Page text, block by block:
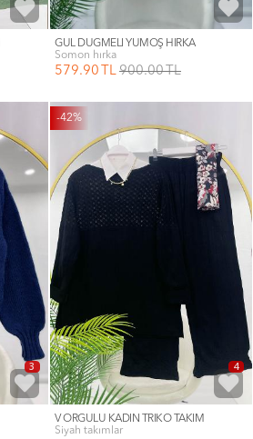
GÜL DÜĞMELİ YUMOŞ HIRKA
somon hırka
579.90 TL 900.00TL
3
-42%
4
V ÖRGÜLÜ KADIN TRİKO TAKIM
siyah takımlar